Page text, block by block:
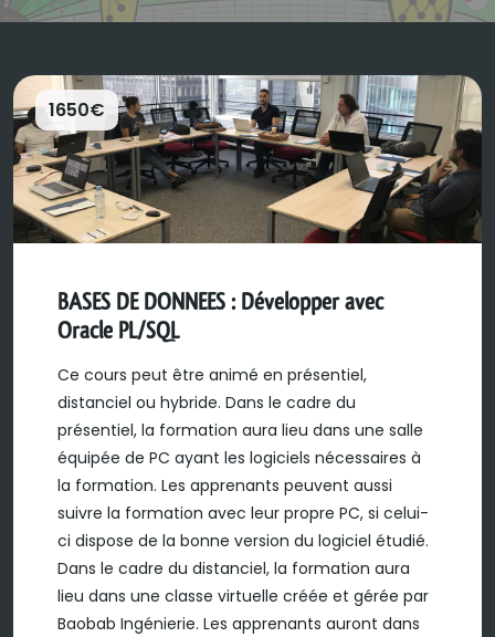
1650€
BASES DE DONNEES : Développer avec
Oracle PL/SQL
Ce cours peut être animé en présentiel,
distanciel ou hybride. Dans le cadre du
présentiel, la formation aura lieu dans une salle
équipée de PC ayant les logiciels nécessaires à
la formation. Les apprenants peuvent aussi
suivre la formation avec leur propre PC, si celui-
ci dispose de la bonne version du logiciel étudié.
Dans le cadre du distanciel, la formation aura
lieu dans une classe virtuelle créée et gérée par
Baobab Ingénierie. Les apprenants auront dans